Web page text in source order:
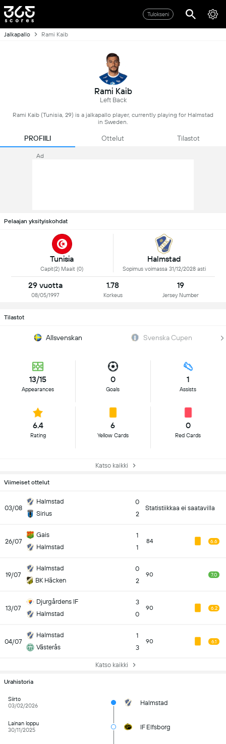
Tulokseni
Jalkapallo Rami Kaib
Rami Kaib
Left Back
Rami Kaib (Tunisia, 29) is a jalkapallo player, currently playing for Halmstad
in Sweden.
PROFIILI Ottelut Tilastot
Ad
Pelaajan yksityiskohdat
Tunisia
Capit(2) Maait (0)
Halmstad
Sopimus voimassa 31/12/2028 asti
29 vuotta
08/05/1997
1.78
Korkeus
19
Jersey Number
Tilastot
Allsvenskan Svenska Cupen
13/15
Appearances
0
Goals
1
Assists
6.4
Rating
6
Yellow Cards
0
Red Cards
Katso kaikki
Viimeiset ottelut
03/08
Halmstad
Sirius
0
2
Statistiikkaa ei saatavilla
26/07
Gais
Halmstad
1
1
84 6.6
19/07
Halmstad
BK Häcken
0
2
90 7.0
13/07
Djurgårdens IF
Halmstad
3
0
90 6.2
04/07
Halmstad
Västerås
1
3
90 6.1
Katso kaikki
Urahistoria
Siirto
03/02/2026
Halmstad
Lainan loppu
30/11/2025
IF Elfsborg